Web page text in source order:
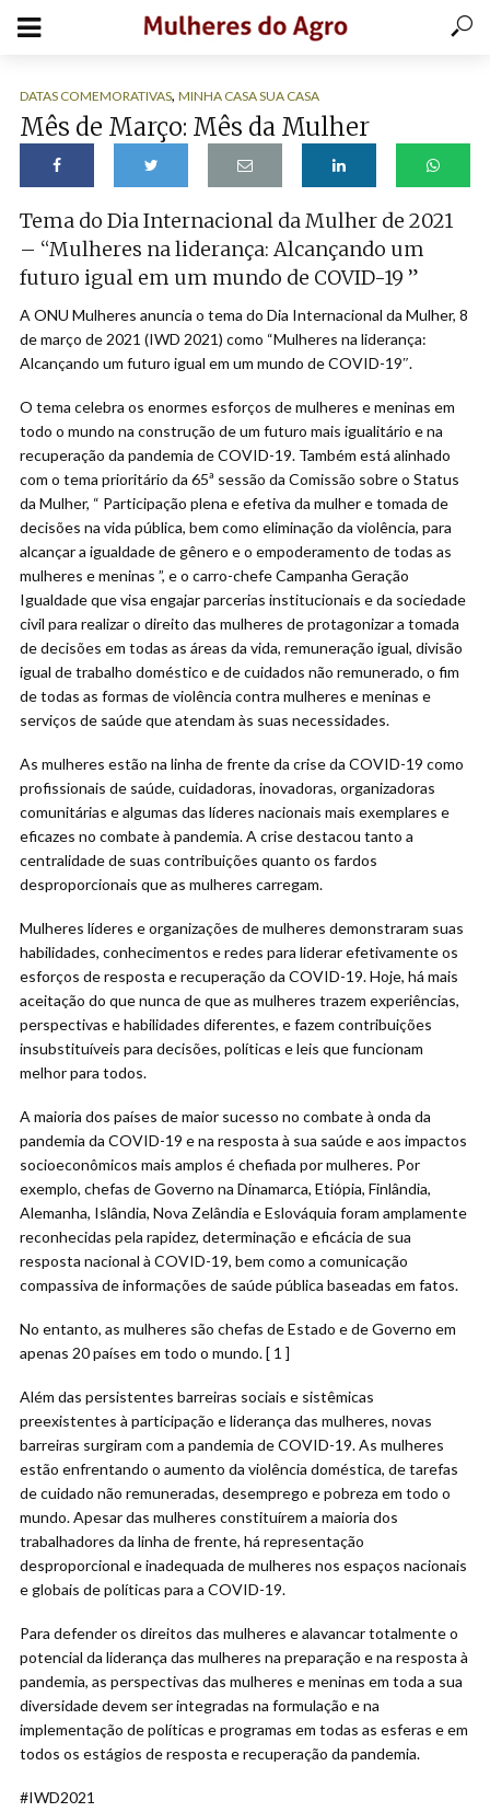
DATAS COMEMORATIVAS, MINHA CASA SUA CASA
Mês de Março: Mês da Mulher
Tema do Dia Internacional da Mulher de 2021
– “Mulheres na liderança: Alcançando um
futuro igual em um mundo de COVID-19 ”
A ONU Mulheres anuncia o tema do Dia Internacional da Mulher, 8
de março de 2021 (IWD 2021) como “Mulheres na liderança:
Alcançando um futuro igual em um mundo de COVID-19″.
O tema celebra os enormes esforços de mulheres e meninas em
todo o mundo na construção de um futuro mais igualitário e na
recuperação da pandemia de COVID-19. Também está alinhado
com o tema prioritário da 65ª sessão da Comissão sobre o Status
da Mulher, “ Participação plena e efetiva da mulher e tomada de
decisões na vida pública, bem como eliminação da violência, para
alcançar a igualdade de gênero e o empoderamento de todas as
mulheres e meninas ”, e o carro-chefe Campanha Geração
Igualdade que visa engajar parcerias institucionais e da sociedade
civil para realizar o direito das mulheres de protagonizar a tomada
de decisões em todas as áreas da vida, remuneração igual, divisão
igual de trabalho doméstico e de cuidados não remunerado, o fim
de todas as formas de violência contra mulheres e meninas e
serviços de saúde que atendam às suas necessidades.
As mulheres estão na linha de frente da crise da COVID-19 como
profissionais de saúde, cuidadoras, inovadoras, organizadoras
comunitárias e algumas das líderes nacionais mais exemplares e
eficazes no combate à pandemia. A crise destacou tanto a
centralidade de suas contribuições quanto os fardos
desproporcionais que as mulheres carregam.
Mulheres líderes e organizações de mulheres demonstraram suas
habilidades, conhecimentos e redes para liderar efetivamente os
esforços de resposta e recuperação da COVID-19. Hoje, há mais
aceitação do que nunca de que as mulheres trazem experiências,
perspectivas e habilidades diferentes, e fazem contribuições
insubstituíveis para decisões, políticas e leis que funcionam
melhor para todos.
A maioria dos países de maior sucesso no combate à onda da
pandemia da COVID-19 e na resposta à sua saúde e aos impactos
socioeconômicos mais amplos é chefiada por mulheres. Por
exemplo, chefas de Governo na Dinamarca, Etiópia, Finlândia,
Alemanha, Islândia, Nova Zelândia e Eslováquia foram amplamente
reconhecidas pela rapidez, determinação e eficácia de sua
resposta nacional à COVID-19, bem como a comunicação
compassiva de informações de saúde pública baseadas em fatos.
No entanto, as mulheres são chefas de Estado e de Governo em
apenas 20 países em todo o mundo. [ 1 ]
Além das persistentes barreiras sociais e sistêmicas
preexistentes à participação e liderança das mulheres, novas
barreiras surgiram com a pandemia de COVID-19. As mulheres
estão enfrentando o aumento da violência doméstica, de tarefas
de cuidado não remuneradas, desemprego e pobreza em todo o
mundo. Apesar das mulheres constituírem a maioria dos
trabalhadores da linha de frente, há representação
desproporcional e inadequada de mulheres nos espaços nacionais
e globais de políticas para a COVID-19.
Para defender os direitos das mulheres e alavancar totalmente o
potencial da liderança das mulheres na preparação e na resposta à
pandemia, as perspectivas das mulheres e meninas em toda a sua
diversidade devem ser integradas na formulação e na
implementação de políticas e programas em todas as esferas e em
todos os estágios de resposta e recuperação da pandemia.
#IWD2021